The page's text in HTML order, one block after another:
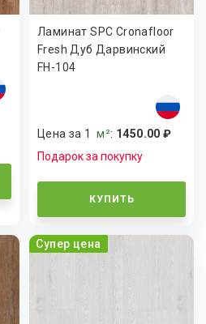
Ламинат SPC Cronafloor
Fresh Дуб Дарвинский
FH-104
Цена за 1м²: 1450.00 ₽
Подарок за покупку
КУПИТЬ
Супер цена